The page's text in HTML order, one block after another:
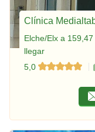
Clínica
Elche/Elx a
llegar
5,0